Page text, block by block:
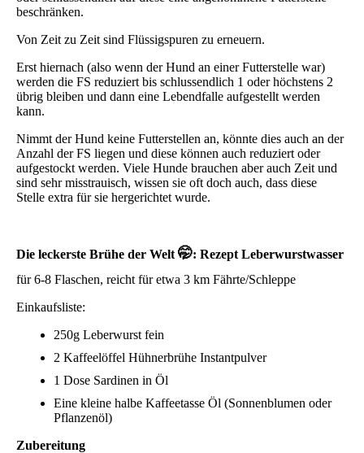
beschränken.
Von Zeit zu Zeit sind Flüssigspuren zu erneuern.
Erst hiernach (also wenn der Hund an einer Futterstelle war)
werden die FS reduziert bis schlussendlich 1 oder höchstens 2
übrig bleiben und dann eine Lebendfalle aufgestellt werden
kann.
Nimmt der Hund keine Futterstellen an, könnte dies auch an der
Anzahl der FS liegen und diese können auch reduziert oder
aufgestockt werden. Viele Hunde brauchen aber auch Zeit und
sind sehr misstrauisch, wissen sie oft doch auch, dass diese
Stelle extra für sie hergerichtet wurde.
Die leckerste Brühe der Welt 🤭: Rezept Leberwurstwasser
für 6-8 Flaschen, reicht für etwa 3 km Fährte/Schleppe
Einkaufsliste:
250g Leberwurst fein
2 Kaffeelöffel Hühnerbrühe Instantpulver
1 Dose Sardinen in Öl
Eine kleine halbe Kaffeetasse Öl (Sonnenblumen oder
Pflanzenöl)
Zubereitung